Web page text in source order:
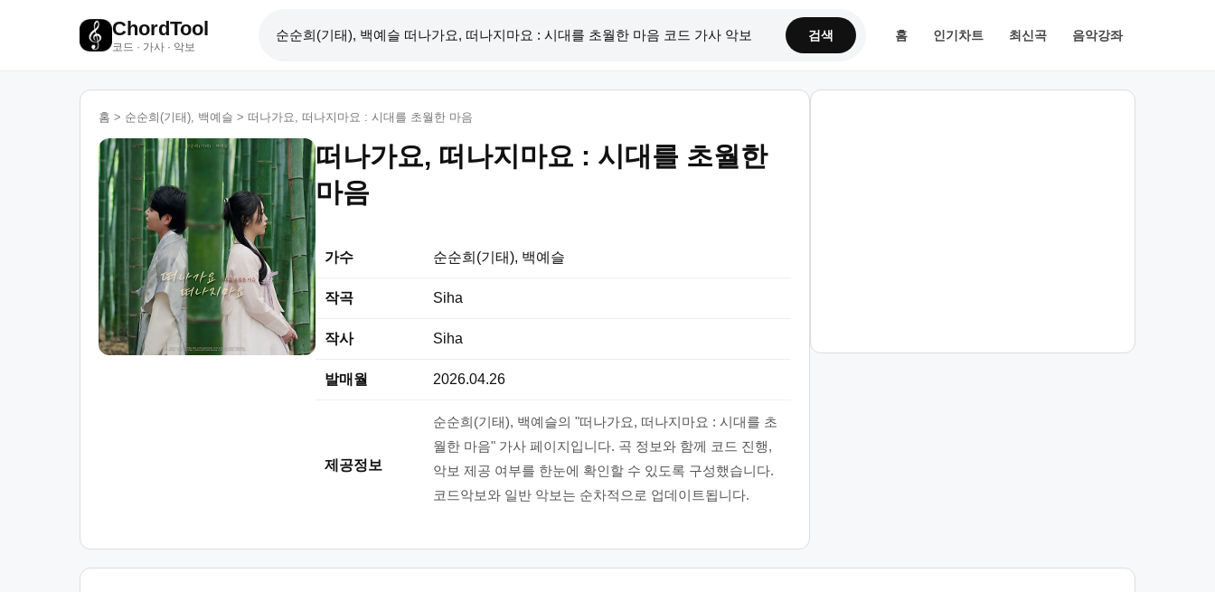
ChordTool
코드 · 가사 · 악보
검색 홈 인기차트 최신곡 음악강좌
홈 > 순순희(기태), 백예슬 > 떠나가요, 떠나지마요 : 시대를 초월한 마음
떠나가요, 떠나지마요 : 시대를 초월한
마음
가수 순순희(기태), 백예슬
작곡 Siha
작사 Siha
발매월 2026.04.26
제공정보
순순희(기태), 백예슬의 "떠나가요, 떠나지마요 : 시대를 초
월한 마음" 가사 페이지입니다. 곡 정보와 함께 코드 진행,
악보 제공 여부를 한눈에 확인할 수 있도록 구성했습니다.
코드악보와 일반 악보는 순차적으로 업데이트됩니다.